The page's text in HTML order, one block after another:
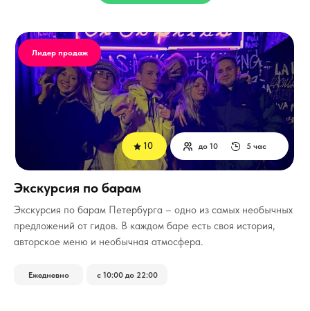
­Экскурсия по барам Петербурга – одно из самых необычных
предложений от гидов. В каждом баре есть своя история,
авторское меню и необычная атмосфера.
5 час
до 10
Ежедневно с 10:00 до 22:00
Лидер продаж
Экскурсия по барам
10